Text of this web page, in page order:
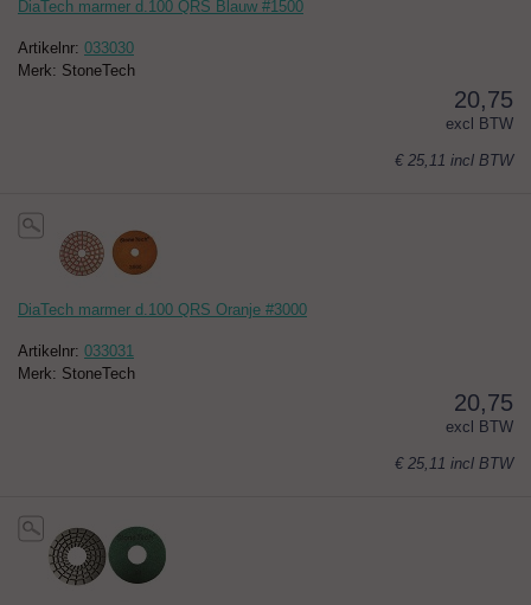
DiaTech marmer d.100 QRS Blauw #1500
Artikelnr: 033030
Merk: StoneTech
20,75
excl BTW
€ 25,11 incl BTW
DiaTech marmer d.100 QRS Oranje #3000
Artikelnr: 033031
Merk: StoneTech
20,75
excl BTW
€ 25,11 incl BTW